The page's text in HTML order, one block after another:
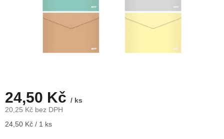
24,50 Kč / ks
20,25 Kč bez DPH
Měrná
24,50 Kč / 1 ks